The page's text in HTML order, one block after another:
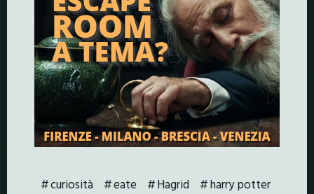
curiosità eate Hagrid
harry potter